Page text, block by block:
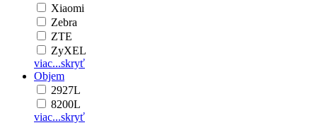
Xiaomi
Zebra
ZTE
ZyXEL
viac...skryť
Objem
2927L
8200L
viac...skryť